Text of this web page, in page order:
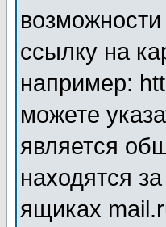
ссылку на
например:
можете
является
находятся
ящиках